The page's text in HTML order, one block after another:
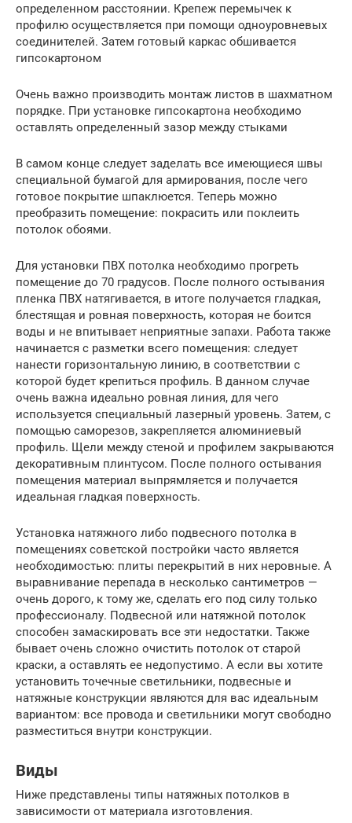
определенном расстоянии. Крепеж перемычек к
профилю осуществляется при помощи одноуровневых
соединителей. Затем готовый каркас обшивается
гипсокартоном
Очень важно производить монтаж листов в шахматном
порядке. При установке гипсокартона необходимо
оставлять определенный зазор между стыками
В самом конце следует заделать все имеющиеся швы
специальной бумагой для армирования, после чего
готовое покрытие шпаклюется. Теперь можно
преобразить помещение: покрасить или поклеить
потолок обоями.
Для установки ПВХ потолка необходимо прогреть
помещение до 70 градусов. После полного остывания
пленка ПВХ натягивается, в итоге получается гладкая,
блестящая и ровная поверхность, которая не боится
воды и не впитывает неприятные запахи. Работа также
начинается с разметки всего помещения: следует
нанести горизонтальную линию, в соответствии с
которой будет крепиться профиль. В данном случае
очень важна идеально ровная линия, для чего
используется специальный лазерный уровень. Затем, с
помощью саморезов, закрепляется алюминиевый
профиль. Щели между стеной и профилем закрываются
декоративным плинтусом. После полного остывания
помещения материал выпрямляется и получается
идеальная гладкая поверхность.
Установка натяжного либо подвесного потолка в
помещениях советской постройки часто является
необходимостью: плиты перекрытий в них неровные. А
выравнивание перепада в несколько сантиметров —
очень дорого, к тому же, сделать его под силу только
профессионалу. Подвесной или натяжной потолок
способен замаскировать все эти недостатки. Также
бывает очень сложно очистить потолок от старой
краски, а оставлять ее недопустимо. А если вы хотите
установить точечные светильники, подвесные и
натяжные конструкции являются для вас идеальным
вариантом: все провода и светильники могут свободно
разместиться внутри конструкции.
Виды
Ниже представлены типы натяжных потолков в
зависимости от материала изготовления.